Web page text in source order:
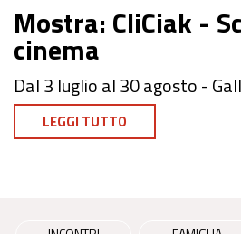
Mostra: CliCiak -
cinema
Dal 3 luglio al 30 agosto -
LEGGI TUTTO